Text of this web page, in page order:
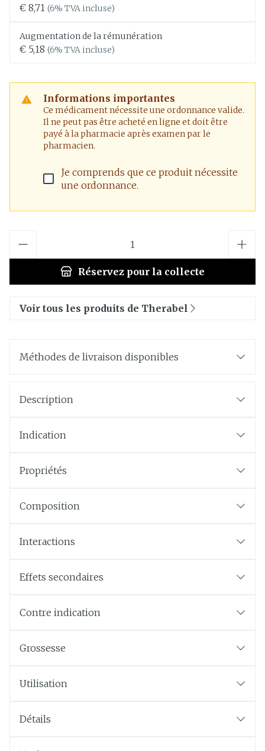
€ 8,71 (6% TVA incluse)
Augmentation de la rémunération
€ 5,18 (6% TVA incluse)
Informations importantes
Ce médicament nécessite une ordonnance valide.
Il ne peut pas être acheté en ligne et doit être
payé à la pharmacie après examen par le
pharmacien.
Je comprends que ce produit nécessite
une ordonnance.
Réservez pour la collecte
Voir tous les produits de Therabel
Méthodes de livraison disponibles
Description
Indication
Propriétés
Composition
Interactions
Effets secondaires
Contre indication
Grossesse
Utilisation
Détails